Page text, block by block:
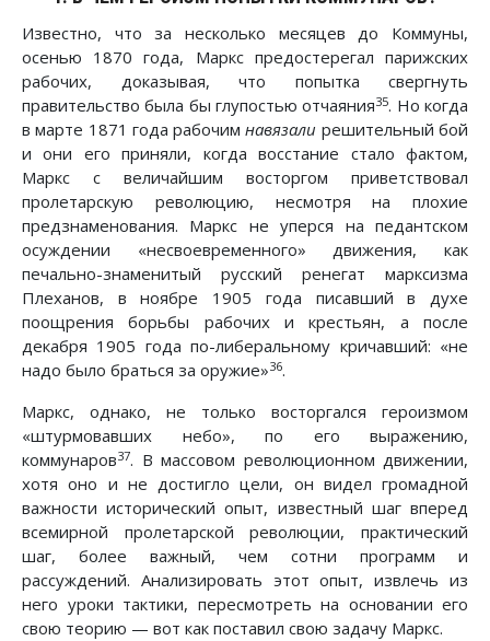
Известно, что за несколько месяцев до Коммуны,
осенью 1870 года, Маркс предостерегал парижских
рабочих, доказывая, что попытка свергнуть
правительство была бы глупостью отчаяния35. Но когда
в марте 1871 года рабочимнавязали решительный бой
и они его приняли, когда восстание стало фактом,
Маркс с величайшим восторгом приветствовал
пролетарскую революцию, несмотря на плохие
предзнаменования. Маркс не уперся на педантском
осуждении «несвоевременного» движения, как
печально-знаменитый русский ренегат марксизма
Плеханов, в ноябре 1905 года писавший в духе
поощрения борьбы рабочих и крестьян, а после
декабря 1905 года по-либеральному кричавший: «не
надо было браться за оружие»36.
Маркс, однако, не только восторгался героизмом
«штурмовавших небо», по его выражению,
коммунаров37. В массовом революционном движении,
хотя оно и не достигло цели, он видел громадной
важности исторический опыт, известный шаг вперед
всемирной пролетарской революции, практический
шаг, более важный, чем сотни программ и
рассуждений. Анализировать этот опыт, извлечь из
него уроки тактики, пересмотреть на основании его
свою теорию — вот как поставил свою задачу Маркс.